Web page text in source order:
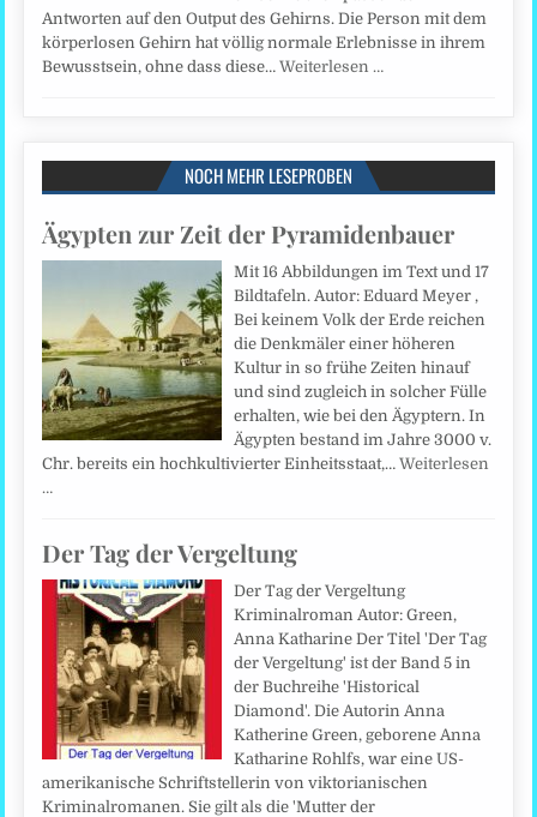
Antworten auf den Output des Gehirns. Die Person mit dem
körperlosen Gehirn hat völlig normale Erlebnisse in ihrem
Bewusstsein, ohne dass diese…Weiterlesen …
NOCH MEHR LESEPROBEN
Ägypten zur Zeit der Pyramidenbauer
Mit 16 Abbildungen im Text und 17
Bildtafeln. Autor: Eduard Meyer ,
Bei keinem Volk der Erde reichen
die Denkmäler einer höheren
Kultur in so frühe Zeiten hinauf
und sind zugleich in solcher Fülle
erhalten, wie bei den Ägyptern. In
Ägypten bestand im Jahre 3000 v.
Chr. bereits ein hochkultivierter Einheitsstaat,…Weiterlesen
…
Der Tag der Vergeltung
Der Tag der Vergeltung
Kriminalroman Autor: Green,
Anna Katharine Der Titel 'Der Tag
der Vergeltung' ist der Band 5 in
der Buchreihe 'Historical
Diamond'. Die Autorin Anna
Katherine Green, geborene Anna
Katharine Rohlfs, war eine US-
amerikanische Schriftstellerin von viktorianischen
Kriminalromanen. Sie gilt als die 'Mutter der